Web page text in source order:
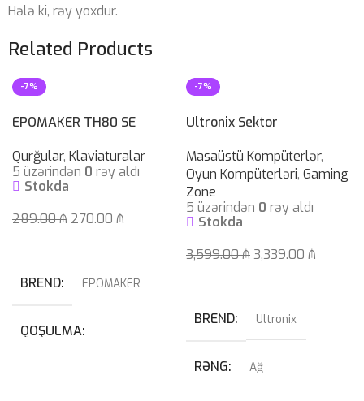
Hələ ki, rəy yoxdur.
Related Products
-7%
EPOMAKER TH80 SE
Qurğular, Klaviaturalar
5 üzərindən 0 rəy aldı
Stokda
289.00₼ 270.00 ₼
BREND EPOMAKER
QOŞULMA
-7%
Ultronix Sektor
Masaüstü Kompüterlər,
Oyun Kompüterləri, Gaming
Zone
5 üzərindən 0 rəy aldı
Stokda
3,599.00₼3,339.00 ₼
BREND Ultronix
RƏNG Ağ